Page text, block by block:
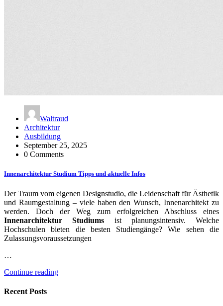
Waltraud
Architektur
Ausbildung
September 25, 2025
0 Comments
Innenarchitektur Studium Tipps und aktuelle Infos
Der Traum vom eigenen Designstudio, die Leidenschaft für Ästhetik
und Raumgestaltung – viele haben den Wunsch, Innenarchitekt zu
werden. Doch der Weg zum erfolgreichen Abschluss eines
Innenarchitektur Studiums ist planungsintensiv. Welche
Hochschulen bieten die besten Studiengänge? Wie sehen die
Zulassungsvoraussetzungen
…
Continue reading
Recent Posts